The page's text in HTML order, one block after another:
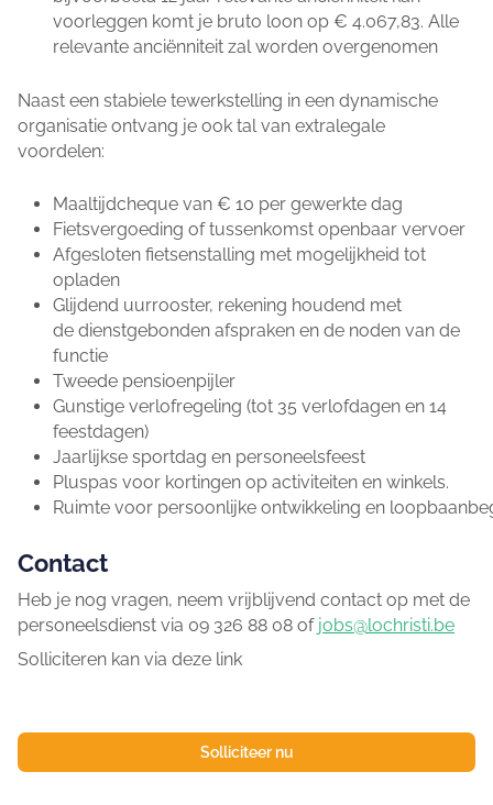
voorleggen komt je bruto loon op € 4.067,83. Alle
relevante anciënniteit zal worden overgenomen
Naast een stabiele tewerkstelling in een dynamische
organisatie ontvang je ook tal van extralegale
voordelen:
Maaltijdcheque van € 10 per gewerkte dag
Fietsvergoeding of tussenkomst openbaar vervoer
Afgesloten fietsenstalling met mogelijkheid tot
opladen
Glijdend uurrooster, rekening houdend met
de dienstgebonden afspraken en de noden van de
functie
Tweede pensioenpijler
Gunstige verlofregeling (tot 35 verlofdagen en 14
feestdagen)
Jaarlijkse sportdag en personeelsfeest
Pluspas voor kortingen op activiteiten en winkels.
Ruimte voor persoonlijke ontwikkeling en
Contact
Heb je nog vragen, neem vrijblijvend contact op met de
personeelsdienst via 09 326 88 08 of jobs@lochristi.be
Solliciteren kan via deze link
Solliciteer nu